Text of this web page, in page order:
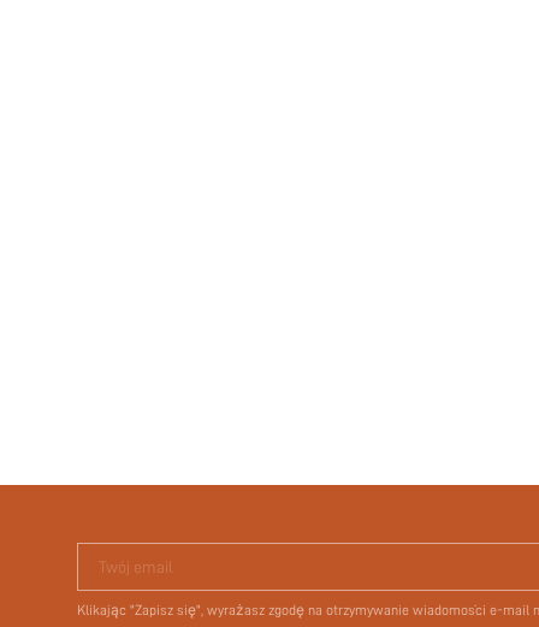
Twój email
Klikając "Zapisz się", wyrażasz zgodę na otrzymywanie wiadomości e-mail